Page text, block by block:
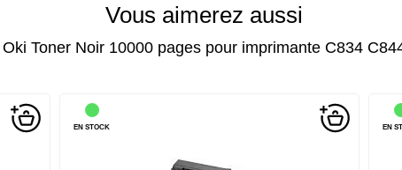
Vous aimerez aussi
Oki Toner Noir 10000 pages pour imprimante C834
EN STOCK EN